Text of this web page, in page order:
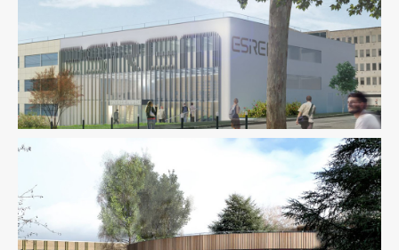
BIM / CIM / TIM Enseignement Ingenierie TCE
Pilotage
D'opération / MOEX
Enseignement Fluides Pilotage D'opération / MOEX
Structure